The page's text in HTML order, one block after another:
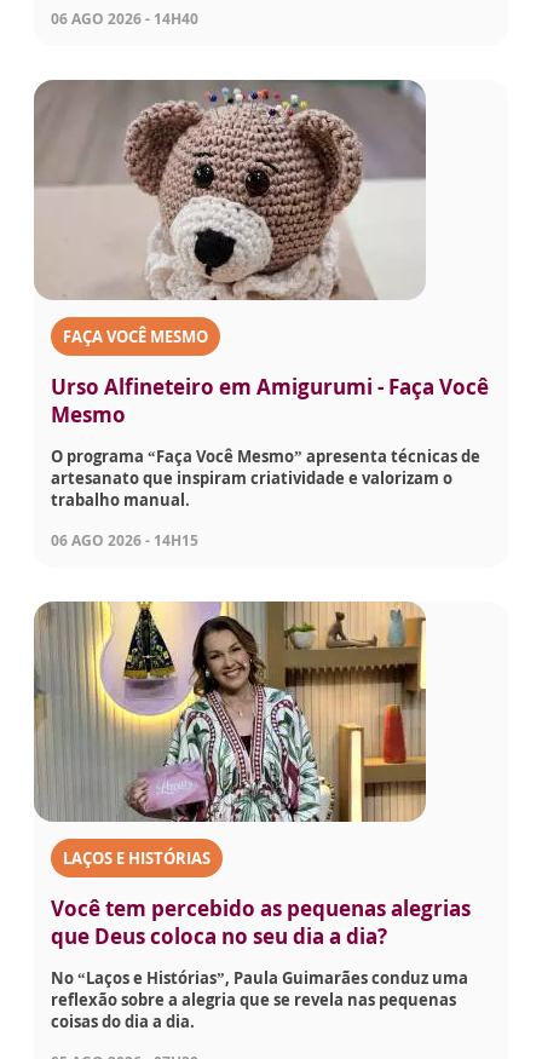
06 AGO 2026 - 14H40
FAÇA VOCÊ MESMO
Urso Alfineteiro em Amigurumi - Faça Você
Mesmo
O programa “Faça Você Mesmo” apresenta técnicas de
artesanato que inspiram criatividade e valorizam o
trabalho manual.
06 AGO 2026 - 14H15
LAÇOS E HISTÓRIAS
Você tem percebido as pequenas alegrias
que Deus coloca no seu dia a dia?
No “Laços e Histórias”, Paula Guimarães conduz uma
reflexão sobre a alegria que se revela nas pequenas
coisas do dia a dia.